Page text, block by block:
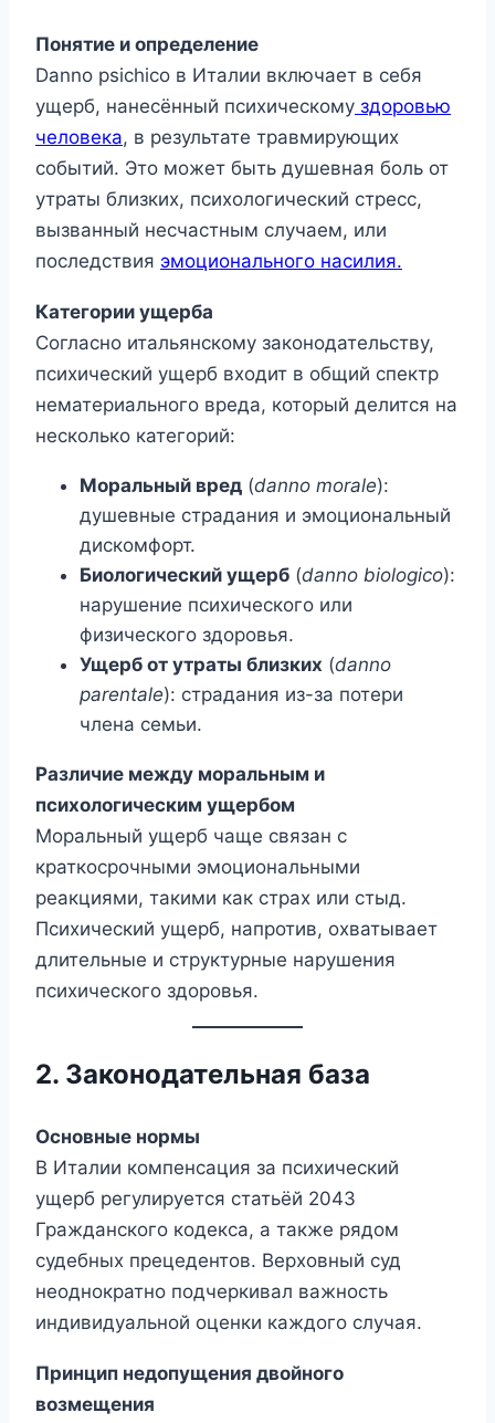
Понятие и определение
Danno psichico в Италии включает в себя
ущерб, нанесённый психическому здоровью
человека, в результате травмирующих
событий. Это может быть душевная боль от
утраты близких, психологический стресс,
вызванный несчастным случаем, или
последствия эмоционального насилия.
Категории ущерба
Согласно итальянскому законодательству,
психический ущерб входит в общий спектр
нематериального вреда, который делится на
несколько категорий:
Моральный вред (danno morale):
душевные страдания и эмоциональный
дискомфорт.
Биологический ущерб (danno biologico):
нарушение психического или
физического здоровья.
Ущерб от утраты близких (danno
parentale): страдания из-за потери
члена семьи.
Различие между моральным и
психологическим ущербом
Моральный ущерб чаще связан с
краткосрочными эмоциональными
реакциями, такими как страх или стыд.
Психический ущерб, напротив, охватывает
длительные и структурные нарушения
психического здоровья.
2. Законодательная база
Основные нормы
В Италии компенсация за психический
ущерб регулируется статьёй 2043
Гражданского кодекса, а также рядом
судебных прецедентов. Верховный суд
неоднократно подчеркивал важность
индивидуальной оценки каждого случая.
Принцип недопущения двойного
возмещения